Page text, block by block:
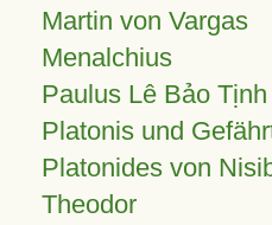
Martin von Vargas
Menalchius
Paulus Lê Bảo Tịnh
Platonis und
Platonides von
Theodor